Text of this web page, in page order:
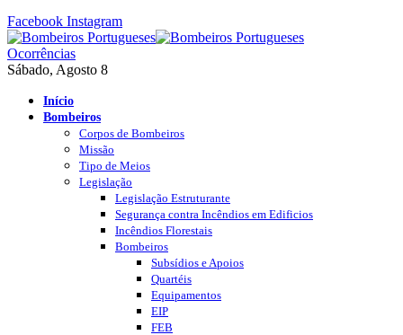
Facebook Instagram
Ocorrências
Sábado, Agosto 8
Início
Bombeiros
Corpos de Bombeiros
Missão
Tipo de Meios
Legislação
Legislação Estruturante
Segurança contra Incêndios em Edificios
Incêndios Florestais
Bombeiros
Subsídios e Apoios
Quartéis
Equipamentos
EIP
FEB